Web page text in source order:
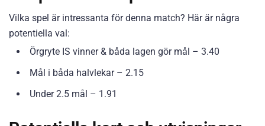
Vilka spel är intressanta för denna match? Här är några
potentiella val:
Örgryte IS vinner & båda lagen gör mål – 3.40
Mål i båda halvlekar – 2.15
Under 2.5 mål – 1.91